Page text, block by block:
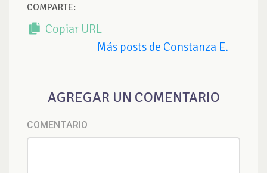
COMPARTE:
Copiar URL
Más posts de Constanza E.
AGREGAR UN COMENTARIO
COMENTARIO